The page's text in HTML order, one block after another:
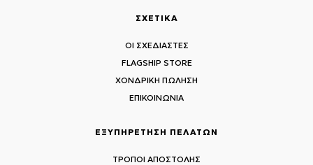
ΣΧΕΤΙΚΑ
ΟΙ ΣΧΕΔΙΑΣΤΕΣ
FLAGSHIP STORE
ΧΟΝΔΡΙΚΗ ΠΩΛΗΣΗ
ΕΠΙΚΟΙΝΩΝΙΑ
ΕΞΥΠΗΡΕΤΗΣΗ ΠΕΛΑΤΩΝ
ΤΡΟΠΟΙ ΑΠΟΣΤΟΛΗΣ